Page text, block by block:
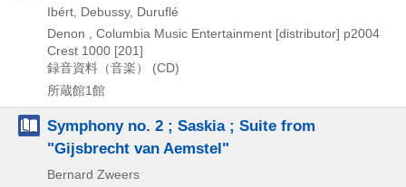
Ibért, Debussy, Duruflé
Denon , Columbia Music Entertainment [distributor] p2004
Crest 1000 [201]
録音資料（音楽） (CD)
所蔵館1館
Symphony no. 2 ; Saskia ; Suite from
"Gijsbrecht van Aemstel"
Bernard Zweers